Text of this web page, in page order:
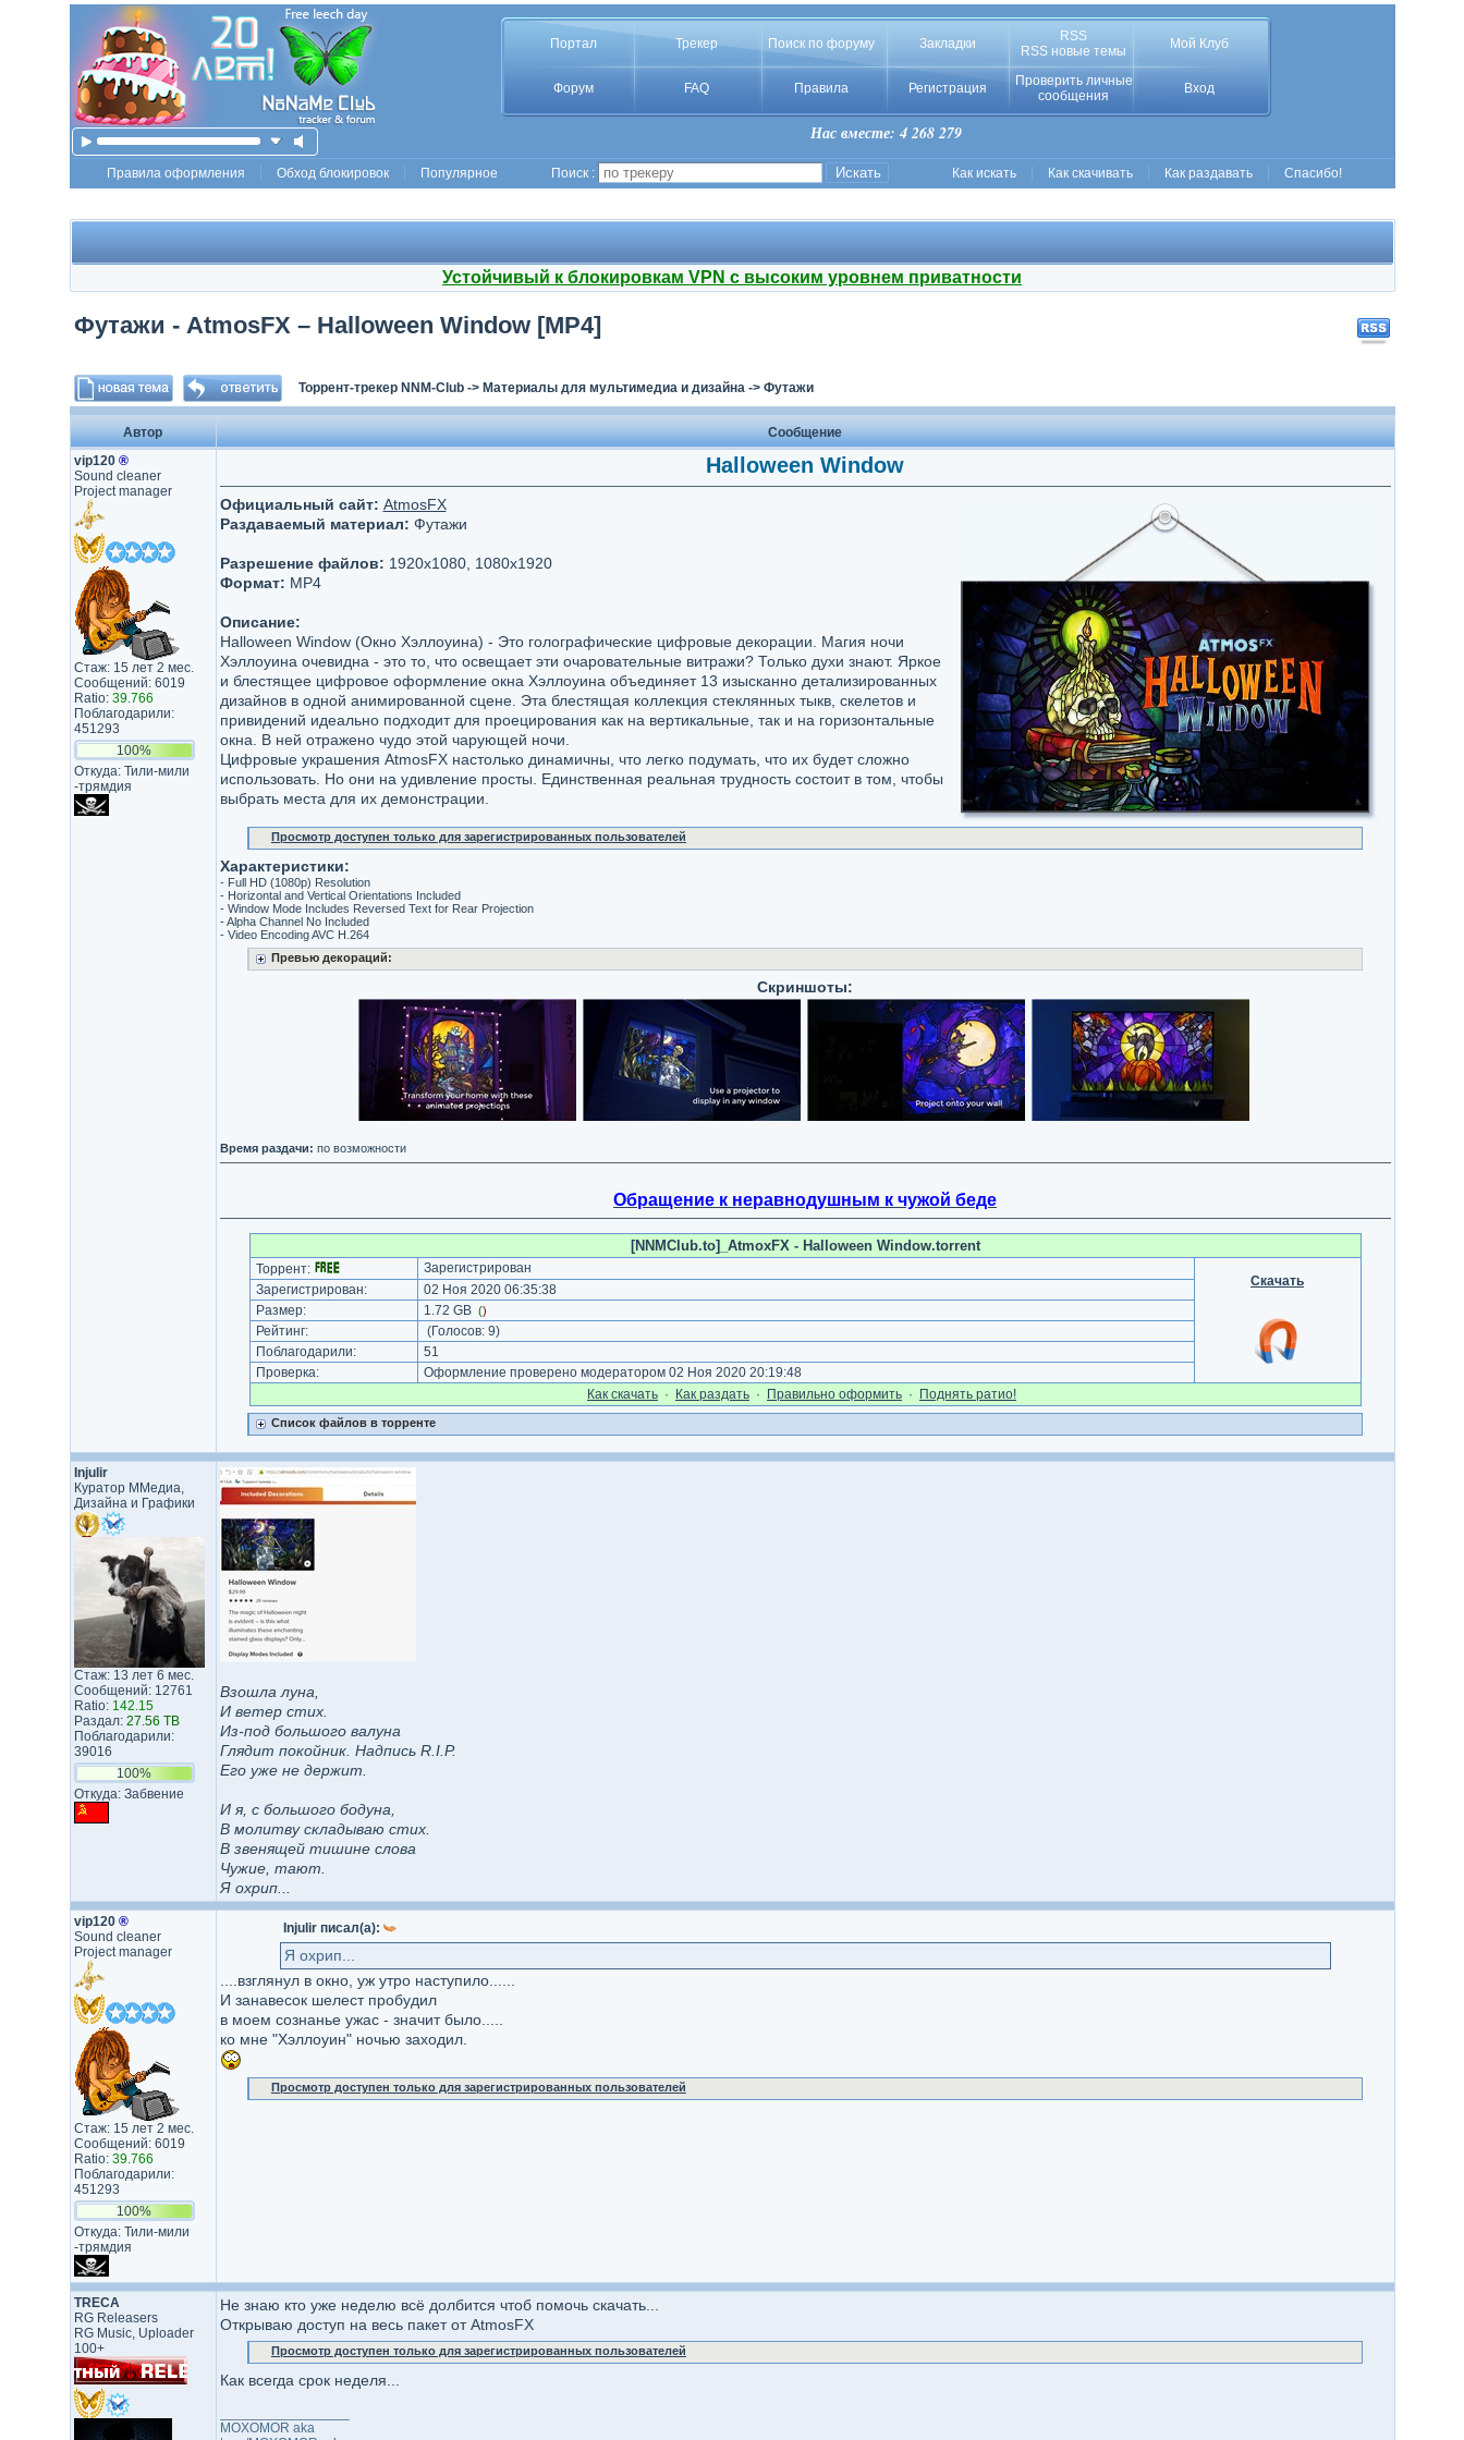
Портал Трекер Поиск по форуму Закладки
RSS
RSS новые темы
Мой Клуб
Форум FAQ Правила Регистрация
Проверить личные
сообщения
Вход
Нас вместе: 4 268 279
Правила оформления Обход блокировок Популярное Поиск : Как искать Как скачивать Как раздавать Спасибо!
Устойчивый к блокировкам VPN с высоким уровнем приватности
Футажи - AtmosFX – Halloween Window [MP4]
Торрент-трекер NNM-Club-> Материалы для мультимедиа и дизайна-> Футажи
Автор
Сообщение
vip120 ®
Sound cleaner
Project manager
Стаж: 15 лет 2 мес.
Сообщений: 6019
Ratio: 39.766
Поблагодарили:
451293
100%
Откуда: Тили-мили​
-трямдия​
Halloween Window
Официальный сайт: AtmosFX
Раздаваемый материал: Футажи
Разрешение файлов: 1920x1080, 1080x1920
Формат: MP4
Описание:
Halloween Window (Окно Хэллоуина) - Это голографические цифровые декорации. Магия ночи
Хэллоуина очевидна - это то, что освещает эти очаровательные витражи? Только духи знают. Яркое
и блестящее цифровое оформление окна Хэллоуина объединяет 13 изысканно детализированных
дизайнов в одной анимированной сцене. Эта блестящая коллекция стеклянных тыкв, скелетов и
привидений идеально подходит для проецирования как на вертикальные, так и на горизонтальные
окна. В ней отражено чудо этой чарующей ночи.
Цифровые украшения AtmosFX настолько динамичны, что легко подумать, что их будет сложно
использовать. Но они на удивление просты. Единственная реальная трудность состоит в том, чтобы
выбрать места для их демонстрации.
Просмотр доступен только для зарегистрированных пользователей
Характеристики:
- Full HD (1080p) Resolution
- Horizontal and Vertical Orientations Included
- Window Mode Includes Reversed Text for Rear Projection
- Alpha Channel No Included
- Video Encoding AVC H.264
Превью декораций:
Скриншоты:
Время раздачи: по возможности
Обращение к неравнодушным к чужой беде
[NNMClub.to]_AtmoxFX - Halloween Window.torrent
Торрент:
Зарегистрирован
Скачать
Зарегистрирован:
02 Ноя 2020 06:35:38
Размер:
1.72 GB ()
Рейтинг: (Голосов: 9)
Поблагодарили:
51
Проверка:
Оформление проверено модератором 02 Ноя 2020 20:19:48
Как cкачать · Как раздать · Правильно оформить · Поднять ратио!
Список файлов в торренте
Injulir
Куратор ММедиа,
Дизайна и Графики
Стаж: 13 лет 6 мес.
Сообщений: 12761
Ratio: 142.15
Раздал: 27.56 TB
Поблагодарили:
39016
100%
Откуда: Забвение
Взошла луна,
И ветер стих.
Из-под большого валуна
Глядит покойник. Надпись R.I.P.
Его уже не держит.
И я, с большого бодуна,
В молитву складываю стих.
В звенящей тишине слова
Чужие, тают.
Я охрип...
vip120 ®
Sound cleaner
Project manager
Стаж: 15 лет 2 мес.
Сообщений: 6019
Ratio: 39.766
Поблагодарили:
451293
100%
Откуда: Тили-мили​
-трямдия​
Injulir писал(а):
Я охрип...
....взглянул в окно, уж утро наступило......
И занавесок шелест пробудил
в моем сознанье ужас - значит было.....
ко мне "Хэллоуин" ночью заходил.
Просмотр доступен только для зарегистрированных пользователей
TRECA
RG Releasers
RG Music, Uploader
100+
Не знаю кто уже неделю всё долбится чтоб помочь скачать...
Открываю доступ на весь пакет от AtmosFX
Просмотр доступен только для зарегистрированных пользователей
Как всегда срок неделя...
MOXOMOR aka